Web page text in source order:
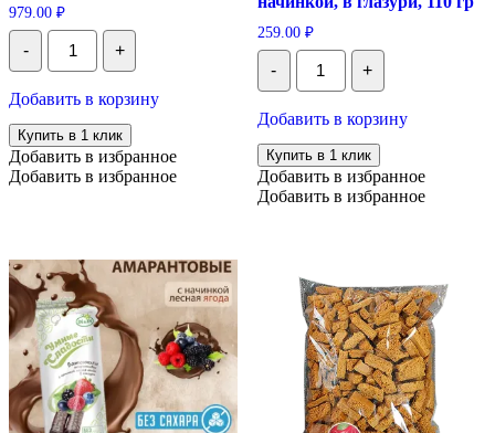
979.00 ₽
-
Количество
Белевские
козинаки
тыквенных
семечек,
500
гр
+
Добавить в корзину
Купить в 1 клик
Добавить в избранное
Добавить в избранное
259.00 ₽
-
Количество
Батончики
«Умные
с
кокосовой
начинкой,
в
глазури,
+
Добавить в корзину
Купить в 1 клик
Добавить в избранное
Добавить в избранное